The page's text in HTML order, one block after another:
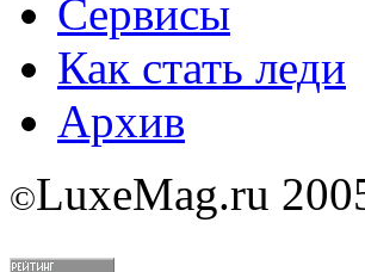
Сервисы
Как стать леди
Архив
©LuxeMag.ru